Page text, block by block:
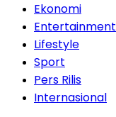
Ekonomi
Entertainment
Lifestyle
Sport
Pers Rilis
Internasional